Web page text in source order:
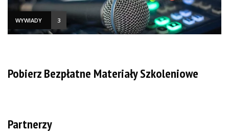
WYWIADY 3
Pobierz Bezpłatne Materiały Szkoleniowe
Partnerzy